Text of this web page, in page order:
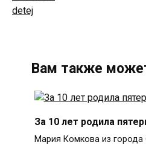
Вам также
За 10 лет родила
Мария Комкова из города